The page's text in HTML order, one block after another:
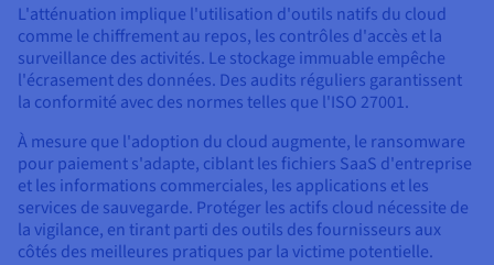
L'atténuation implique l'utilisation d'outils natifs du cloud
comme le chiffrement au repos, les contrôles d'accès et la
surveillance des activités. Le stockage immuable empêche
l'écrasement des données. Des audits réguliers garantissent
la conformité avec des normes telles que l'ISO 27001.
À mesure que l'adoption du cloud augmente, le ransomware
pour paiement s'adapte, ciblant les fichiers SaaS d'entreprise
et les informations commerciales, les applications et les
services de sauvegarde. Protéger les actifs cloud nécessite de
la vigilance, en tirant parti des outils des fournisseurs aux
côtés des meilleures pratiques par la victime potentielle.